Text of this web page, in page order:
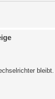
bleibt.